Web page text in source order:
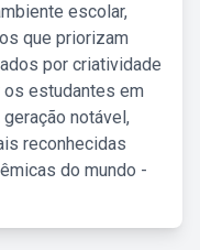
escolar,
que priorizam
por criatividade
os estudantes em
notável,
reconhecidas
do mundo -